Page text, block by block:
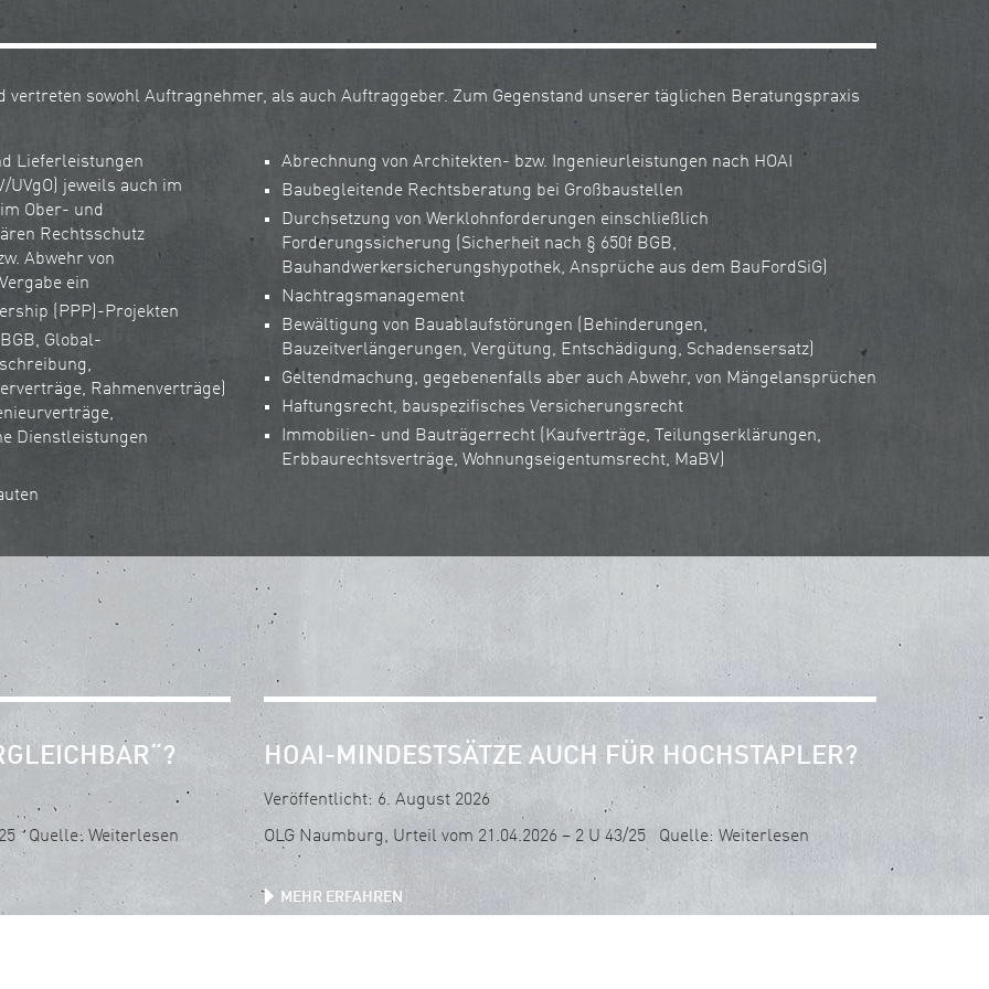
vertreten sowohl Auftragnehmer, als auch Auftraggeber. Zum Gegenstand unserer täglichen Beratungspraxis
Lieferleistungen
UVgO) jeweils auch im
Ober- und
Rechtsschutz
Abwehr von
ein
(PPP)-Projekten
Global-
Rahmenverträge)
Dienstleistungen
Abrechnung von Architekten- bzw. Ingenieurleistungen nach HOAI
Baubegleitende Rechtsberatung bei Großbaustellen
Durchsetzung von Werklohnforderungen einschließlich
Forderungssicherung (Sicherheit nach § 650f BGB,
Bauhandwerkersicherungshypothek, Ansprüche aus dem BauFordSiG)
Nachtragsmanagement
Bewältigung von Bauablaufstörungen (Behinderungen,
Bauzeitverlängerungen, Vergütung, Entschädigung, Schadensersatz)
Geltendmachung, gegebenenfalls aber auch Abwehr, von Mängelansprüchen
Haftungsrecht, bauspezifisches Versicherungsrecht
Immobilien- und Bauträgerrecht (Kaufverträge, Teilungserklärungen,
Erbbaurechtsverträge, Wohnungseigentumsrecht, MaBV)
Quelle: Weiterlesen
HOAI-MINDESTSÄTZE AUCH FÜR HOCHSTAPLER?
Veröffentlicht: 6. August 2026
OLG Naumburg, Urteil vom 21.04.2026 – 2 U 43/25 Quelle: Weiterlesen
MEHR ERFAHREN